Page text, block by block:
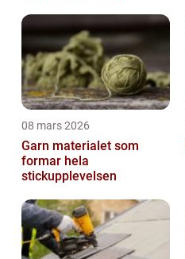
08 mars 2026
Garn materialet som
formar hela
stickupplevelsen